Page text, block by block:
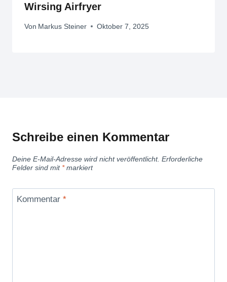
Wirsing Airfryer
Von Markus Steiner Oktober 7, 2025
Schreibe einen Kommentar
Deine E-Mail-Adresse wird nicht veröffentlicht. Erforderliche
Felder sind mit *markiert
Kommentar *